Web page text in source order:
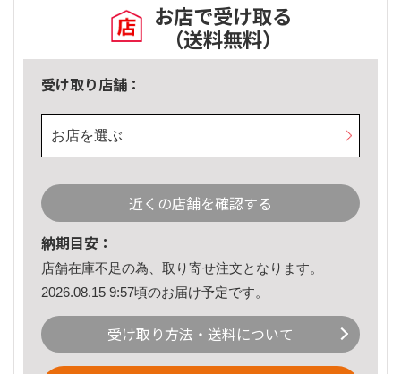
お店で受け取る
（送料無料）
受け取り店舗：
お店を選ぶ
近くの店舗を確認する
納期目安：
店舗在庫不足の為、取り寄せ注文となります。
2026.08.15 9:57頃のお届け予定です。
受け取り方法・送料について